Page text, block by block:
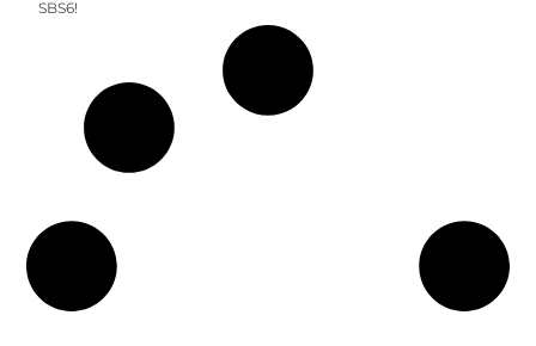
SBS6!